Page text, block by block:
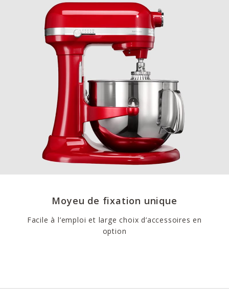
Moyeu de fixation unique
Facile à l’emploi et large choix d’accessoires en
option